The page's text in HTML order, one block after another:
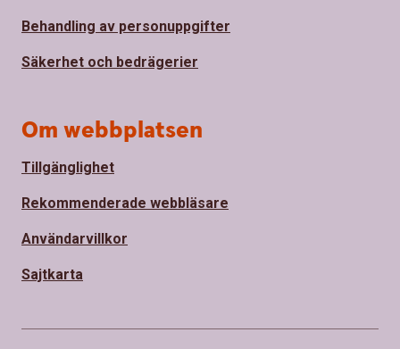
Behandling av personuppgifter
Säkerhet och bedrägerier
Om webbplatsen
Tillgänglighet
Rekommenderade webbläsare
Användarvillkor
Sajtkarta